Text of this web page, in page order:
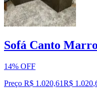
Sofá Canto
14% OFF
Preço R$ 1.020,61R$ 1.020,